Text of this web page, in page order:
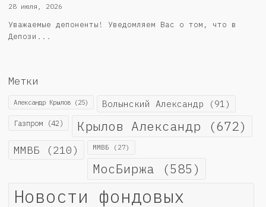
28 июля, 2026
Уважаемые депоненты! Уведомляем Вас о том, что в
Депози...
Метки
Александр Крылов (25) Волынский Александр (91)
Газпром (42) Крылов Александр (672)
ММВБ (210) ММВБ (27)
МосБиржа (585)
Новости фондовых